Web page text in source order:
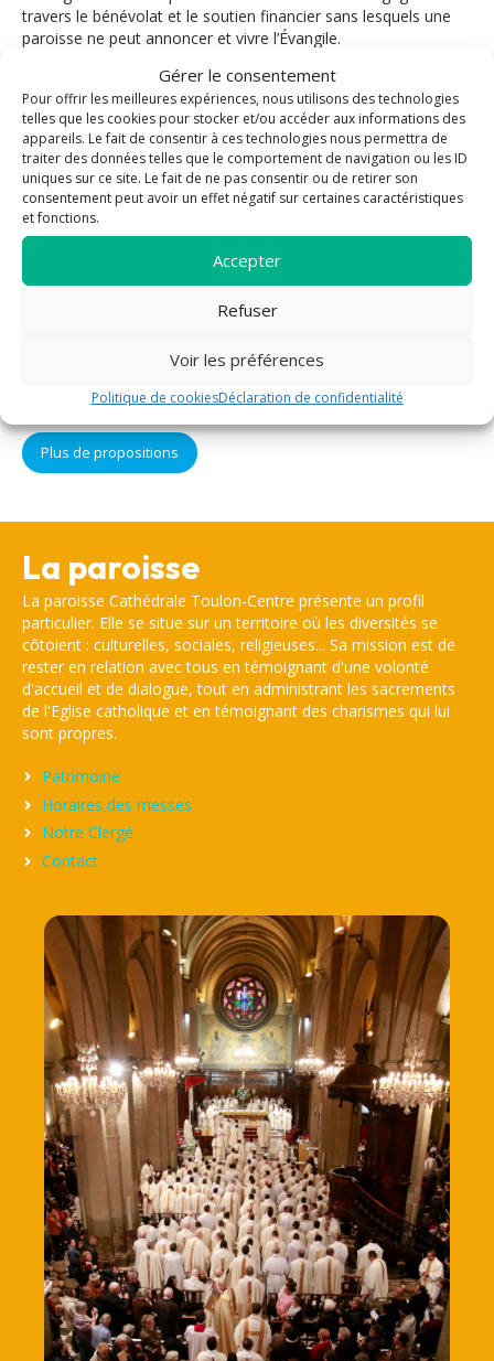
Gérer le consentement
Pour offrir les meilleures expériences, nous utilisons des technologies
telles que les cookies pour stocker et/ou accéder aux informations des
appareils. Le fait de consentir à ces technologies nous permettra de
traiter des données telles que le comportement de navigation ou les ID
uniques sur ce site. Le fait de ne pas consentir ou de retirer son
consentement peut avoir un effet négatif sur certaines caractéristiques
et fonctions.
Accepter
Refuser
Voir les préférences
Politique de cookiesDéclaration de confidentialité
travers le bénévolat et le soutien financier sans lesquels une
paroisse ne peut annoncer et vivre l’Évangile.
La paroisse vous propose
Bénévolat
Enfants / Jeunes
Evangélisation
Formation
Vie fraternelle
Pastorale des
funérailles
Mariage
malades
réconciliation
Baptême
Plus de propositions
La paroisse
La paroisse Cathédrale Toulon-Centre présente un profil
particulier. Elle se situe sur un territoire où les diversités se
côtoient : culturelles, sociales, religieuses... Sa mission est de
rester en relation avec tous en témoignant d'une volonté
d'accueil et de dialogue, tout en administrant les sacrements
de l'Eglise catholique et en témoignant des charismes qui lui
sont propres.
Patrimoine
Horaires des messes
Notre Clergé
Contact